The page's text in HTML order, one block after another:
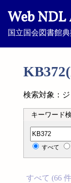
Web
国立国会図書館
検索対象：
キーワード
分類記号検
すべて
すべて (66